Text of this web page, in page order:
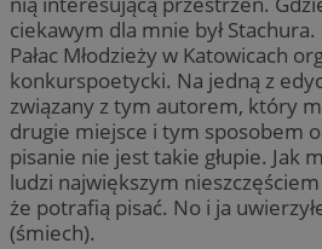
ciekawym dla mnie był
Pałac Młodzieży w Katowicach
konkurspoetycki. Na jedną z
związany z tym autorem, który
drugie miejsce i tym sposobem
pisanie nie jest takie głupie. Jak
ludzi największym
że potrafią pisać. No i ja
(śmiech).